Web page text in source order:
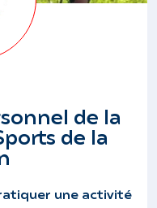
de la
de la
une activité